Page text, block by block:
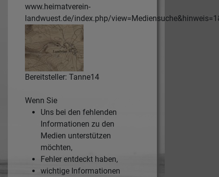
www.heimatverein-
landwuest.de/index.php/
Bereitsteller: Tanne14
Wenn Sie
Uns bei den fehlenden
Informationen zu den
Medien unterstützen
möchten,
Fehler entdeckt haben,
wichtige Informationen